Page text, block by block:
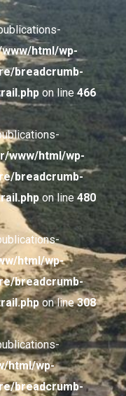
html/wp-
breadcrumb-
on line 466
www/html/wp-
breadcrumb-
on line 480
html/wp-
breadcrumb-
on line308
html/wp-
breadcrumb-